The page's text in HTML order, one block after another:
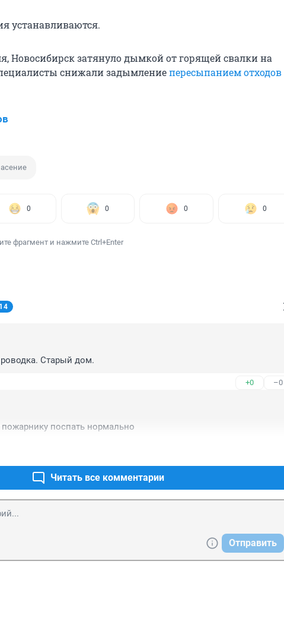
устанавливаются.
Новосибирск затянуло дымкой от горящей свалки на
снижали задымлениепересыпанием отходов
0 0 0 0
фрагмент и нажмите Ctrl+Enter
14
Старый дом.
+0 –0
поспать нормально
Читать все комментарии
Отправить